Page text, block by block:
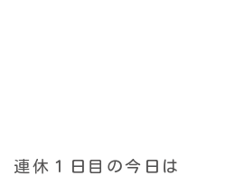
連休１日目の今日は